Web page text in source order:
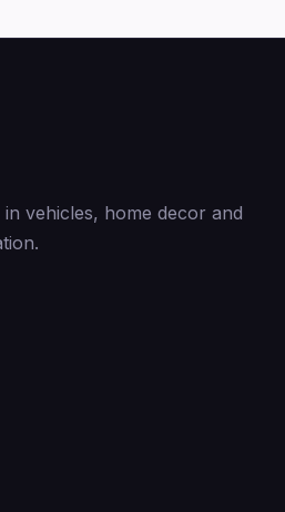
vehicles, home decor and